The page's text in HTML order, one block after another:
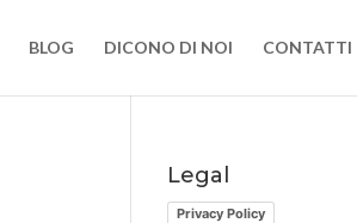
BLOG DICONO DI NOI CONTATTI
Legal
Privacy Policy